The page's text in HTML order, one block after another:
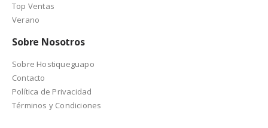
Top Ventas
Verano
Sobre Nosotros
Sobre Hostiqueguapo
Contacto
Política de Privacidad
Términos y Condiciones